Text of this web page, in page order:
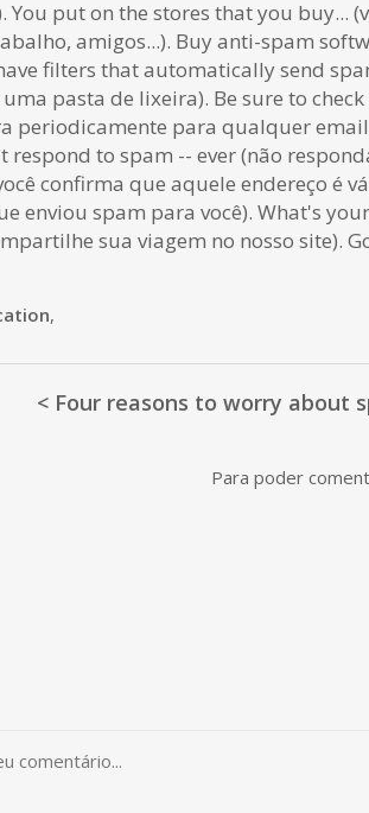
You put on the stores that you buy...
amigos...). Buy anti-spam
filters that automatically send
pasta de lixeira). Be sure to
periodicamente para qualquer
respond to spam -- ever (não
confirma que aquele endereço é
enviou spam para você). What's
sua viagem no nosso site).
,
< Four reasons to worry about
Para poder